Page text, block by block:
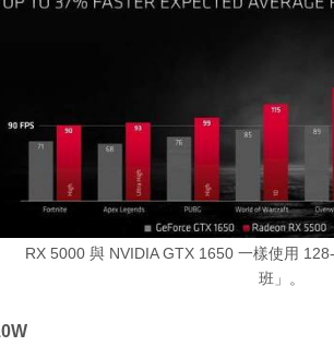
RX 5000 與 NVIDIA GTX 1650 一樣使用
班」。